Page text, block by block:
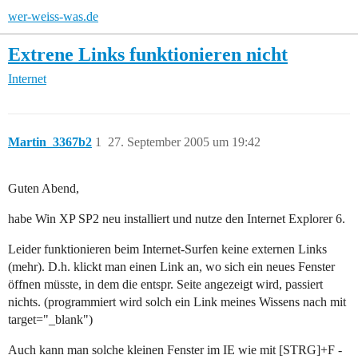
wer-weiss-was.de
Extrene Links funktionieren nicht
Internet
Martin_3367b2 27. September 2005 um 19:42
1
Guten Abend,
habe Win XP SP2 neu installiert und nutze den Internet Explorer 6.
Leider funktionieren beim Internet-Surfen keine externen Links
(mehr). D.h. klickt man einen Link an, wo sich ein neues Fenster
öffnen müsste, in dem die entspr. Seite angezeigt wird, passiert
nichts. (programmiert wird solch ein Link meines Wissens nach mit
target="_blank")
Auch kann man solche kleinen Fenster im IE wie mit [STRG]+F -